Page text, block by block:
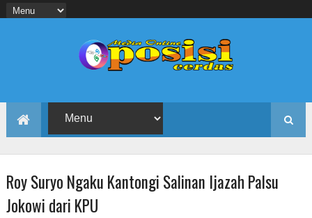
Roy Suryo Ngaku Kantongi Salinan Ijazah Palsu
Jokowi dari KPU